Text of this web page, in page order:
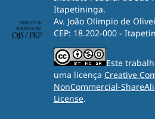
Itapetininga.
Av. João Olímpio de
CEP: 18.202-000 -
Este
uma licença Creative
NonCommercial-
License.